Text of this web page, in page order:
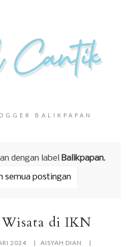
BALIKPAPAN
dengan label Balikpapan.
semua postingan
di IKN
2024
AISYAH DIAN